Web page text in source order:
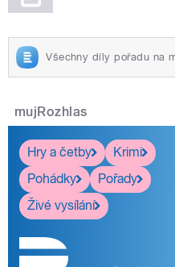
Všechny díly pořadu na
mujRozhlas
Hry a četby
Krimi
Pohádky
Pořady
Živé vysílání